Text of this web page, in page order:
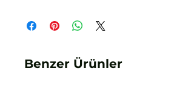
Benzer Ürünler